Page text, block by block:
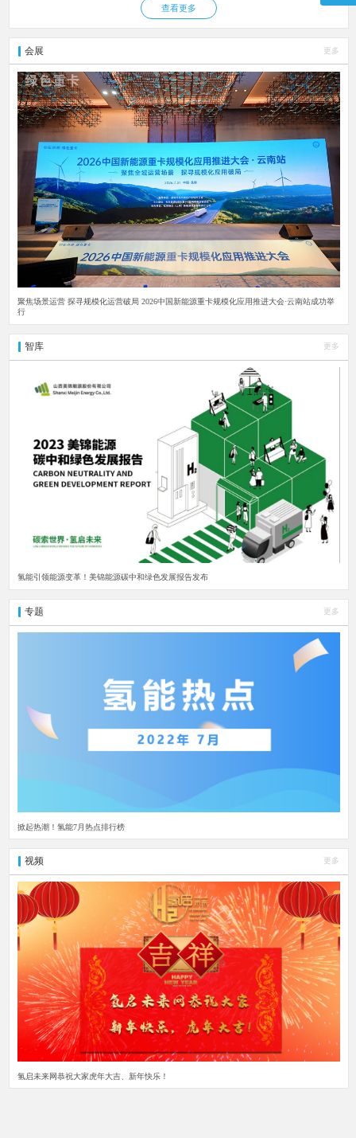
查看更多
会展 更多
聚焦场景运营 探寻规模化运营破局 2026中国新能源重卡规模化应用推进大会·云南站成功举
行
智库 更多
氢能引领能源变革！美锦能源碳中和绿色发展报告发布
专题 更多
掀起热潮！氢能7月热点排行榜
视频 更多
氢启未来网恭祝大家虎年大吉、新年快乐！